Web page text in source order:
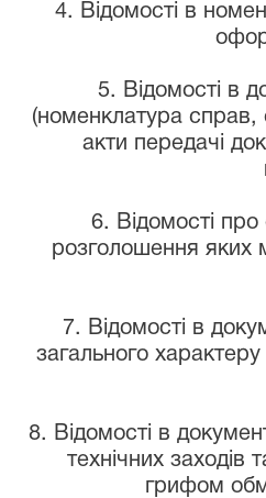
4. Відомості в
5. Відомості в
(номенклатура справ,
акти передачі
6. Відомості про
розголошення яких
7. Відомості в
загального
8. Відомості в
технічних заходів
грифом